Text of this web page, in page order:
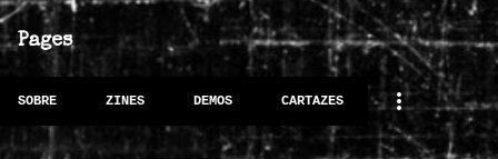
Pages
SOBRE ZINES DEMOS CARTAZES